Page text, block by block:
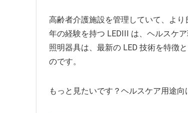
高齢者介護施設を管理していて、よ
年の経験を持つ LEDIII は、ヘルスケ
照明器具は、最新の LED 技術を特徴
のです。
もっと見たいです？ヘルスケア用途向